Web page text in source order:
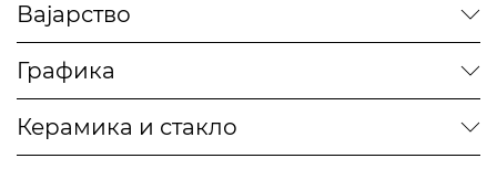
Вајарство
Графика
Керамика и стакло